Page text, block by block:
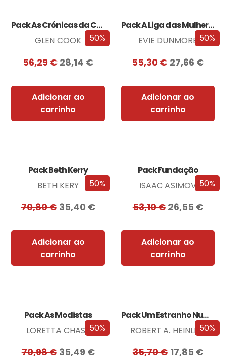
50%
Pack As Crónicas da Companhia Negra
GLEN COOK
56,29€28,14 €
Adicionar ao
carrinho
50%
Pack A Liga das Mulheres Extraordinárias
EVIE DUNMORE
55,30€27,66 €
Adicionar ao
carrinho
50%
Pack Beth Kerry
BETH KERY
70,80€ 35,40 €
Adicionar ao
carrinho
50%
Pack Fundação
ISAAC ASIMOV
53,10€ 26,55 €
Adicionar ao
carrinho
50%
Pack As Modistas
LORETTA CHASE
70,98€ 35,49 €
50%
Pack Um Estranho Numa Terra Estranha
ROBERT A. HEINLEIN
35,70€ 17,85 €